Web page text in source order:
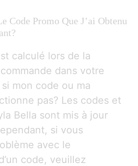
Code Promo Que J’ai Obtenu
calculé lors de la
dans votre
mon code ou ma
pas? Les codes et
Bella sont mis à jour
si vous
avec le
code, veuillez